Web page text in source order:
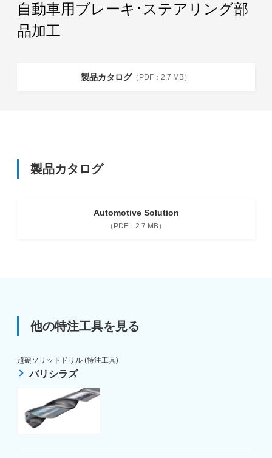
自動車用ブレーキ･ステアリング部
品加工
製品カタログ 2.7 MB
製品カタログ
Automotive Solution
2.7 MB
他の特注工具を見る
超硬ソリッドドリル (特注工具)
バリシラズ